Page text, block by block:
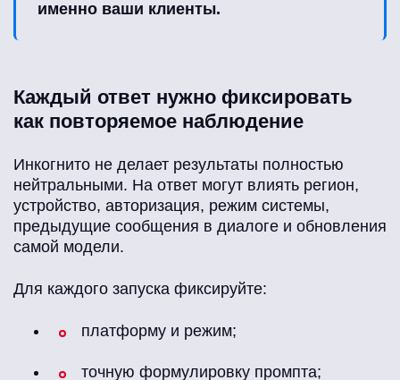
именно ваши клиенты.
Каждый ответ нужно фиксировать
как повторяемое наблюдение
Инкогнито не делает результаты полностью
нейтральными. На ответ могут влиять регион,
устройство, авторизация, режим системы,
предыдущие сообщения в диалоге и обновления
самой модели.
Для каждого запуска фиксируйте:
платформу и режим;
точную формулировку промпта;